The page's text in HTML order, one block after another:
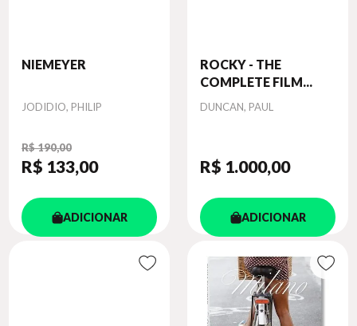
NIEMEYER
Autor
JODIDIO, PHILIP
R$ 190,00
R$ 133,00
ADICIONAR
ROCKY - THE
COMPLETE FILM...
Autor
DUNCAN, PAUL
R$ 1.000,00
ADICIONAR